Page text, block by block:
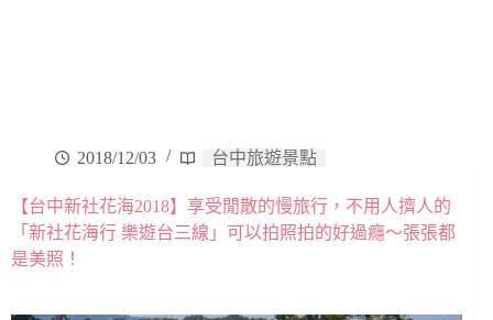
2018/12/03 台中旅遊景點
【台中新社花海2018】享受閒散的慢旅行，不用人擠人的
「新社花海行 樂遊台三線」可以拍照拍的好過癮～張張都
是美照！